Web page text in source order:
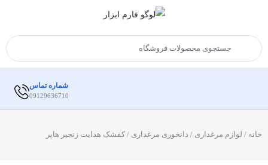
شماره تماس
09129636710
خانه / لوازم مرغداری / دانخوری مرغداری / کفشک هدایت زنجیر هاپر